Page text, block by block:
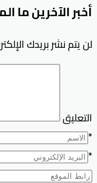
أخبر الآخرين ما
لن يتم نشر بريدك
التعليق
*
*